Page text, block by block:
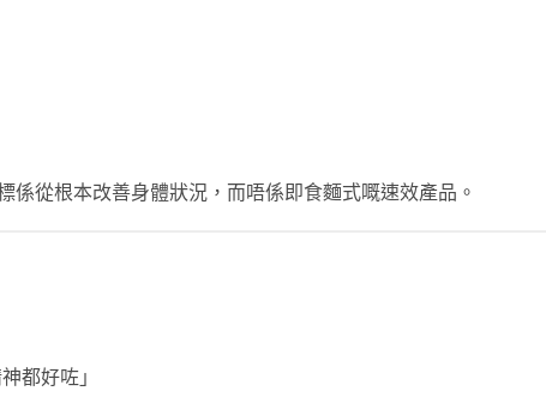
係從根本改善身體狀況，而唔係即食麵式嘅速效產品。
都好咗」